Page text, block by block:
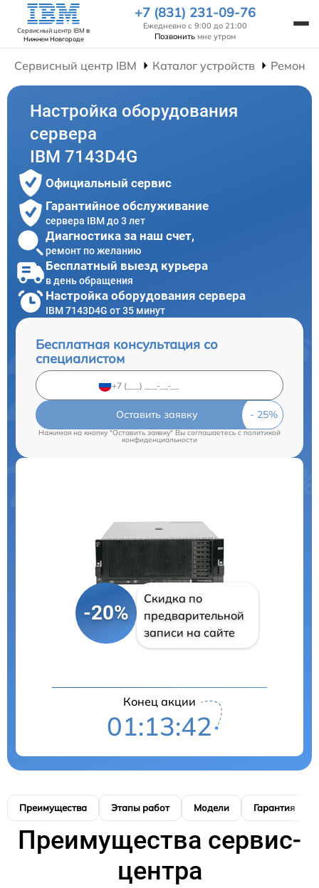
Сервисный центр IBM в
Нижнем Новгороде
+7 (831) 231-09-76
Ежедневно с 9:00 до 21:00
Позвонить мне утром
Сервисный центр IBM Каталог устройств Ремонт
Настройка оборудования
сервера
IBM 7143D4G
Официальный сервис
Гарантийное обслуживание
сервера IBM до 3 лет
Диагностика за наш счет,
ремонт по желанию
Бесплатный выезд курьера
в день обращения
Настройка оборудования сервера
IBM 7143D4G от 35 минут
Бесплатная консультация со
специалистом
Оставить заявку
Нажимая на кнопку "Оставить заявку" Вы соглашаетесь c политикой
конфиденциальности
-20%
Скидка по
предварительной
записи на сайте
Конец акции
01:13:41
Преимущества Этапы работ Модели Гарантия
Преимущества сервис-
центра